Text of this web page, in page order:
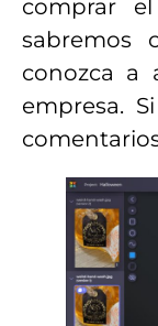
comprar
sabremos
conozca a
empresa.